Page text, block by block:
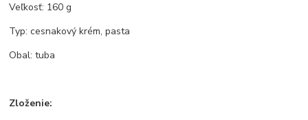
Veľkosť: 160 g
Typ: cesnakový krém, pasta
Obal: tuba
Zloženie: